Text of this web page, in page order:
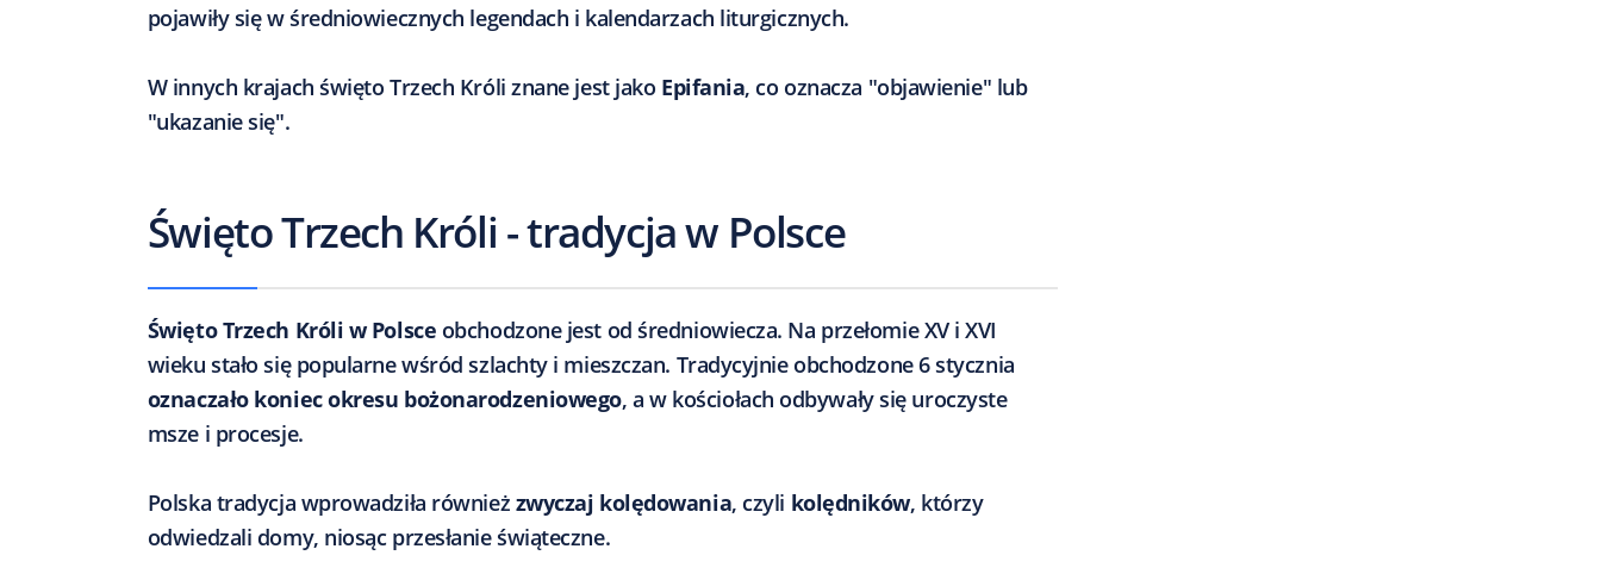
pojawiły się w średniowiecznych legendach i kalendarzach liturgicznych.
W innych krajach święto Trzech Króli znane jest jako Epifania, co oznacza "objawienie" lub
"ukazanie się".
Święto Trzech Króli - tradycja w Polsce
Święto Trzech Króli w Polsce obchodzone jest od średniowiecza. Na przełomie XV i XVI
wieku stało się popularne wśród szlachty i mieszczan. Tradycyjnie obchodzone 6 stycznia
oznaczało koniec okresu bożonarodzeniowego, a w kościołach odbywały się uroczyste
msze i procesje.
Polska tradycja wprowadziła również zwyczaj kolędowania, czyli kolędników, którzy
odwiedzali domy, niosąc przesłanie świąteczne.